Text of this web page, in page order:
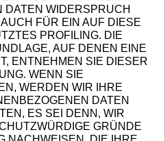
DATEN WIDERSPRUCH
FÜR EIN AUF DIESE
PROFILING. DIE
AUF DENEN EINE
ENTNEHMEN SIE DIESER
WENN SIE
WERDEN WIR IHRE
DATEN
ES SEI DENN, WIR
GRÜNDE